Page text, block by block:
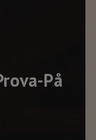
På